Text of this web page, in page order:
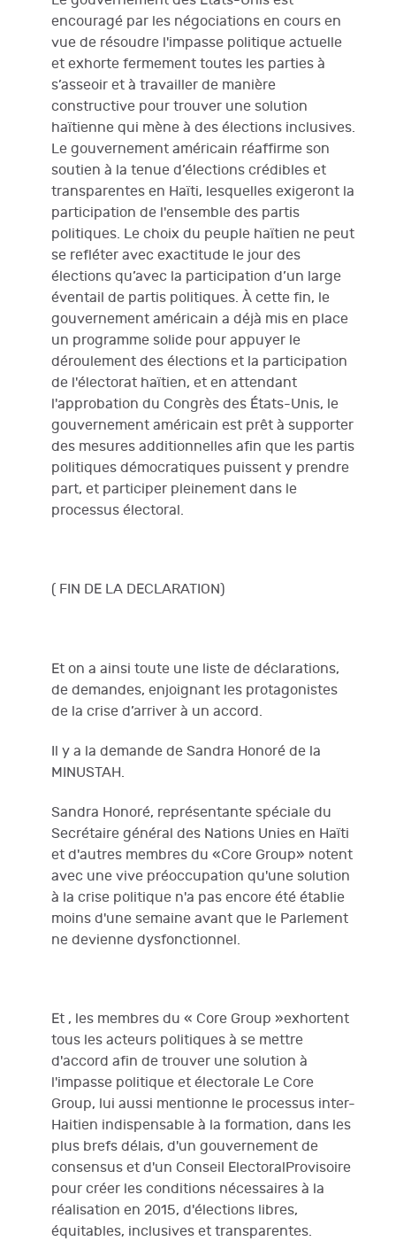
encouragé par les négociations en cours en
vue de résoudre l'impasse politique actuelle
et exhorte fermement toutes les parties à
s’asseoir et à travailler de manière
constructive pour trouver une solution
haïtienne qui mène à des élections inclusives.
Le gouvernement américain réaffirme son
soutien à la tenue d’élections crédibles et
transparentes en Haïti, lesquelles exigeront la
participation de l'ensemble des partis
politiques. Le choix du peuple haïtien ne peut
se refléter avec exactitude le jour des
élections qu’avec la participation d’un large
éventail de partis politiques. À cette fin, le
gouvernement américain a déjà mis en place
un programme solide pour appuyer le
déroulement des élections et la participation
de l'électorat haïtien, et en attendant
l'approbation du Congrès des États-Unis, le
gouvernement américain est prêt à supporter
des mesures additionnelles afin que les partis
politiques démocratiques puissent y prendre
part, et participer pleinement dans le
processus électoral.
( FIN DE LA DECLARATION)
Et on a ainsi toute une liste de déclarations,
de demandes, enjoignant les protagonistes
de la crise d’arriver à un accord.
Il y a la demande de Sandra Honoré de la
MINUSTAH.
Sandra Honoré, représentante spéciale du
Secrétaire général des Nations Unies en Haïti
et d'autres membres du «Core Group» notent
avec une vive préoccupation qu'une solution
à la crise politique n'a pas encore été établie
moins d'une semaine avant que le Parlement
ne devienne dysfonctionnel.
Et , les membres du « Core Group »exhortent
tous les acteurs politiques à se mettre
d'accord afin de trouver une solution à
l'impasse politique et électorale Le Core
Group, lui aussi mentionne le processus inter-
Haitien indispensable à la formation, dans les
plus brefs délais, d'un gouvernement de
consensus et d'un Conseil ElectoralProvisoire
pour créer les conditions nécessaires à la
réalisation en 2015, d'élections libres,
équitables, inclusives et transparentes.